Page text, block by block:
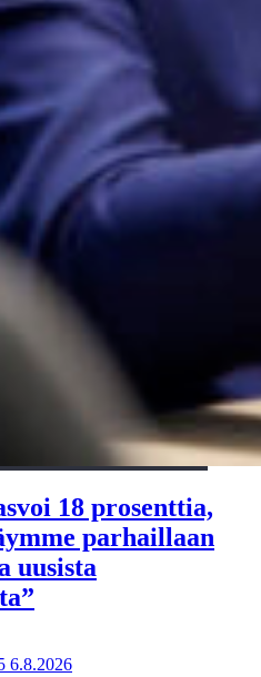
18 prosenttia,
parhaillaan
uusista
6.8.2026